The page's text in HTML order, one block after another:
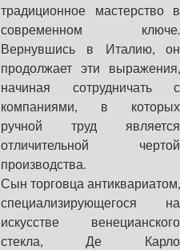
традиционное мастерство в
современном ключе.
Вернувшись в Италию, он
продолжает эти выражения,
начиная сотрудничать с
компаниями, в которых
ручной труд является
отличительной чертой
производства.
Сын торговца антиквариатом,
специализирующегося на
искусстве венецианского
стекла, Де Карло